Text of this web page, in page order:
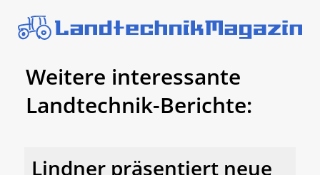
Weitere interessante
Landtechnik-Berichte:
Lindner präsentiert neue